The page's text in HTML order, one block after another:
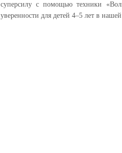
суперсилу с помощью техники
уверенности для детей 4–5 лет в